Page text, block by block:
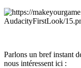
Parlons un bref instant
nous intéressent ici :